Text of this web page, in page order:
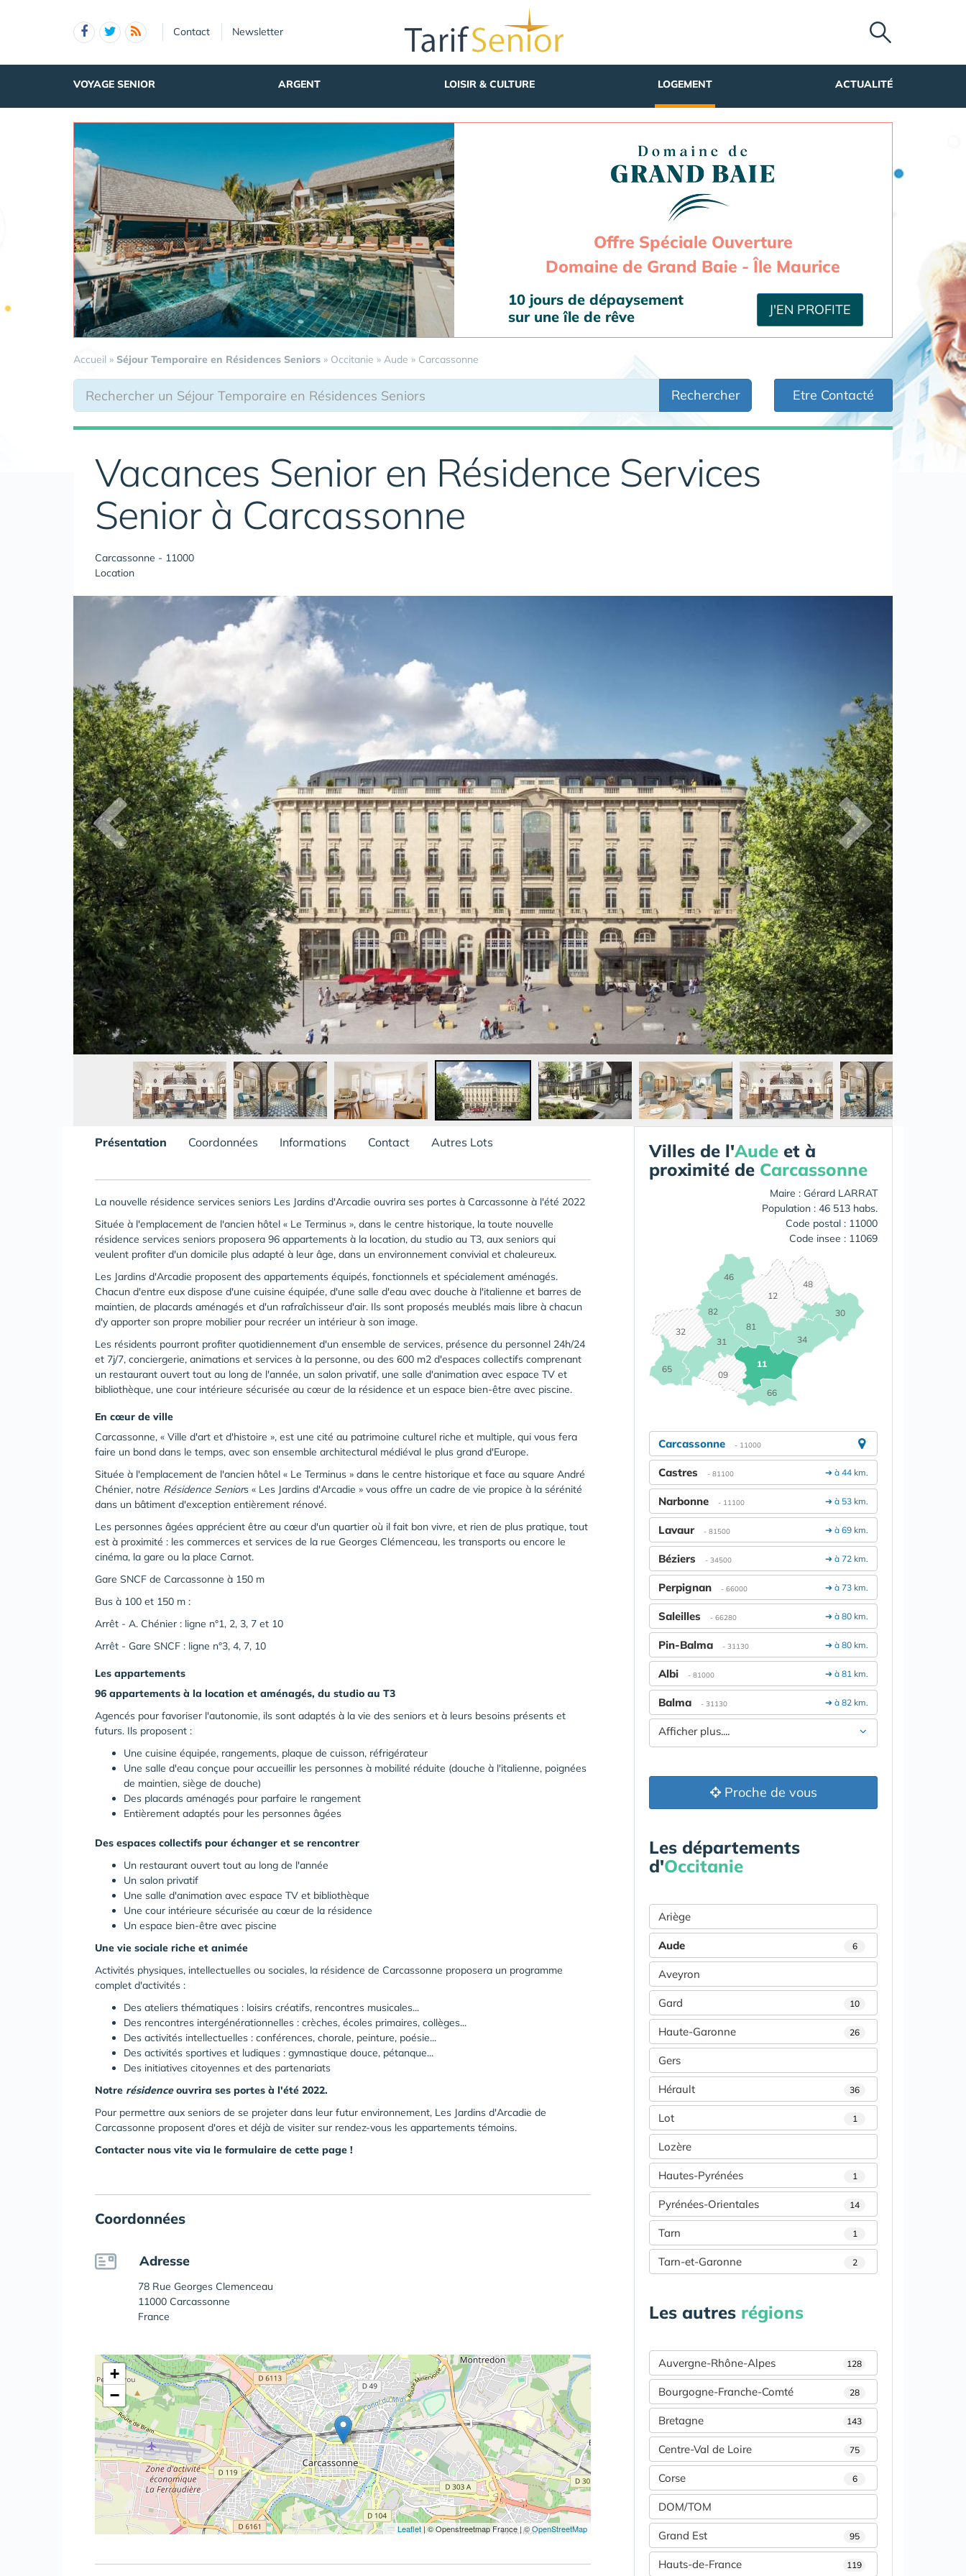
Contact Newsletter
VOYAGE SENIOR ARGENT LOISIR & CULTURE LOGEMENT ACTUALITÉ
Offre Spéciale Ouverture
Domaine de Grand Baie - Île Maurice
J'EN PROFITE
10 jours de dépaysement
sur une île de rêve
Accueil » Séjour Temporaire en Résidences Seniors » Occitanie » Aude » Carcassonne
Rechercher Etre Contacté
Vacances Senior en Résidence Services
Senior à Carcassonne
Carcassonne - 11000
Location
Présentation Coordonnées Informations Contact Autres Lots
La nouvelle résidence services seniors Les Jardins d'Arcadie ouvrira ses portes à Carcassonne à l'été 2022
Située à l'emplacement de l'ancien hôtel « Le Terminus », dans le centre historique, la toute nouvelle
résidence services seniors proposera 96 appartements à la location, du studio au T3, aux seniors qui
veulent profiter d'un domicile plus adapté à leur âge, dans un environnement convivial et chaleureux.
Les Jardins d'Arcadie proposent des appartements équipés, fonctionnels et spécialement aménagés.
Chacun d'entre eux dispose d'une cuisine équipée, d'une salle d'eau avec douche à l'italienne et barres de
maintien, de placards aménagés et d'un rafraîchisseur d'air. Ils sont proposés meublés mais libre à chacun
d'y apporter son propre mobilier pour recréer un intérieur à son image.
Les résidents pourront profiter quotidiennement d'un ensemble de services, présence du personnel 24h/24
et 7j/7, conciergerie, animations et services à la personne, ou des 600 m2 d'espaces collectifs comprenant
un restaurant ouvert tout au long de l'année, un salon privatif, une salle d'animation avec espace TV et
bibliothèque, une cour intérieure sécurisée au cœur de la résidence et un espace bien-être avec piscine.
En cœur de ville
Carcassonne, « Ville d'art et d'histoire », est une cité au patrimoine culturel riche et multiple, qui vous fera
faire un bond dans le temps, avec son ensemble architectural médiéval le plus grand d'Europe.
Située à l'emplacement de l'ancien hôtel « Le Terminus » dans le centre historique et face au square André
Chénier, notre Résidence Seniors « Les Jardins d'Arcadie » vous offre un cadre de vie propice à la sérénité
dans un bâtiment d'exception entièrement rénové.
Les personnes âgées apprécient être au cœur d'un quartier où il fait bon vivre, et rien de plus pratique, tout
est à proximité : les commerces et services de la rue Georges Clémenceau, les transports ou encore le
cinéma, la gare ou la place Carnot.
Gare SNCF de Carcassonne à 150 m
Bus à 100 et 150 m :
Arrêt - A. Chénier : ligne n°1, 2, 3, 7 et 10
Arrêt - Gare SNCF : ligne n°3, 4, 7, 10
Les appartements
96 appartements à la location et aménagés, du studio au T3
Agencés pour favoriser l'autonomie, ils sont adaptés à la vie des seniors et à leurs besoins présents et
futurs. Ils proposent :
Une cuisine équipée, rangements, plaque de cuisson, réfrigérateur
Une salle d'eau conçue pour accueillir les personnes à mobilité réduite (douche à l'italienne, poignées
de maintien, siège de douche)
Des placards aménagés pour parfaire le rangement
Entièrement adaptés pour les personnes âgées
Des espaces collectifs pour échanger et se rencontrer
Un restaurant ouvert tout au long de l'année
Un salon privatif
Une salle d'animation avec espace TV et bibliothèque
Une cour intérieure sécurisée au cœur de la résidence
Un espace bien-être avec piscine
Une vie sociale riche et animée
Activités physiques, intellectuelles ou sociales, la résidence de Carcassonne proposera un programme
complet d'activités :
Des ateliers thématiques : loisirs créatifs, rencontres musicales...
Des rencontres intergénérationnelles : crèches, écoles primaires, collèges...
Des activités intellectuelles : conférences, chorale, peinture, poésie...
Des activités sportives et ludiques : gymnastique douce, pétanque...
Des initiatives citoyennes et des partenariats
Notre résidenceouvrira ses portes à l'été 2022.
Pour permettre aux seniors de se projeter dans leur futur environnement, Les Jardins d'Arcadie de
Carcassonne proposent d'ores et déjà de visiter sur rendez-vous les appartements témoins.
Contacter nous vite via le formulaire de cette page !
Coordonnées
Adresse
78 Rue Georges Clemenceau
11000 Carcassonne
France
+
−
Leaflet|© Openstreetmap France | ©OpenStreetMap
Villes de l'Aude et à
proximité de Carcassonne
Maire : Gérard LARRAT
Population : 46 513 habs.
Code postal : 11000
Code insee : 11069
09
11
12
30
31
32
34
46
48
65
66
81
82
Carcassonne - 11000
➔ à 44 km.
Castres - 81100
➔ à 53 km.
Narbonne - 11100
➔ à 69 km.
Lavaur - 81500
➔ à 72 km.
Béziers - 34500
➔ à 73 km.
Perpignan - 66000
➔ à 80 km.
Saleilles - 66280
➔ à 80 km.
Pin-Balma - 31130
➔ à 81 km.
Albi - 81000
➔ à 82 km.
Balma - 31130
Afficher plus....
Proche de vous
Les départements
d'Occitanie
Ariège
Aude 6
Aveyron
Gard 10
Haute-Garonne 26
Gers
Hérault 36
Lot 1
Lozère
Hautes-Pyrénées 1
Pyrénées-Orientales 14
Tarn 1
Tarn-et-Garonne 2
Les autres régions
Auvergne-Rhône-Alpes 128
Bourgogne-Franche-Comté 28
Bretagne 143
Centre-Val de Loire 75
Corse 6
DOM/TOM
Grand Est 95
Hauts-de-France 119